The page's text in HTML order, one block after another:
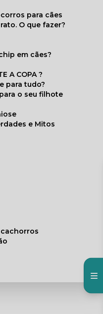
para cães
O que fazer?
em cães?
A COPA ?
para tudo?
o seu filhote
e Mitos
cachorros